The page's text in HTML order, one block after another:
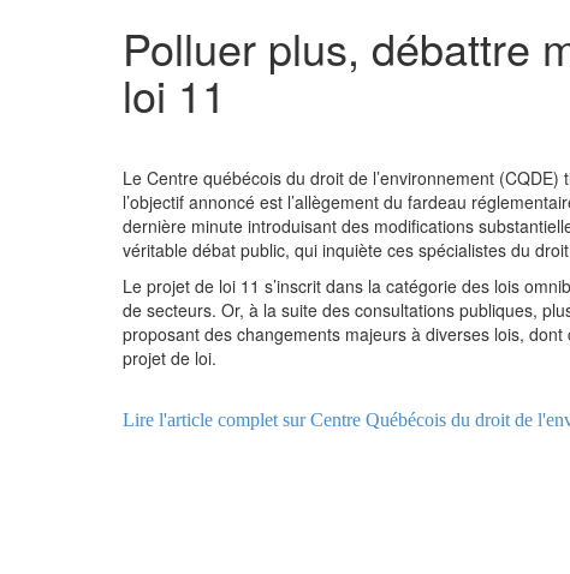
Polluer plus, débattre
loi 11
Le Centre québécois du droit de l’environnement
l’objectif annoncé est l’allègement du fardeau
dernière minute introduisant des modifications
véritable débat public, qui inquiète ces spécialistes du
Le projet de loi 11 s’inscrit dans la catégorie des lois
de secteurs. Or, à la suite des consultations publiques,
proposant des changements majeurs à diverses lois,
projet de loi.
Lire l'article complet sur Centre Québécois du droit de